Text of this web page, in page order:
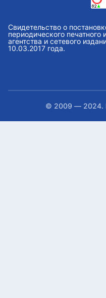
Свидетельство о
периодического
агентства и сетевого
10.03.2017 года.
© 2009 — 2024.